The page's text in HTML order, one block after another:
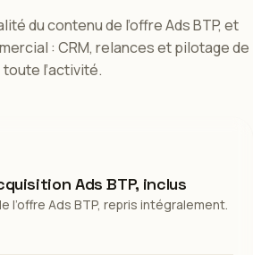
du contenu de l’offre Ads BTP, et
: CRM, relances et pilotage de
toute l’activité.
Ads BTP, inclus
l’offre Ads BTP, repris intégralement.